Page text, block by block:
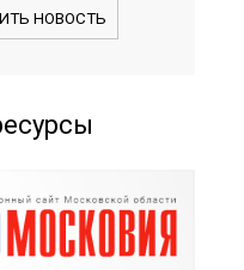
НОВОСТЬ